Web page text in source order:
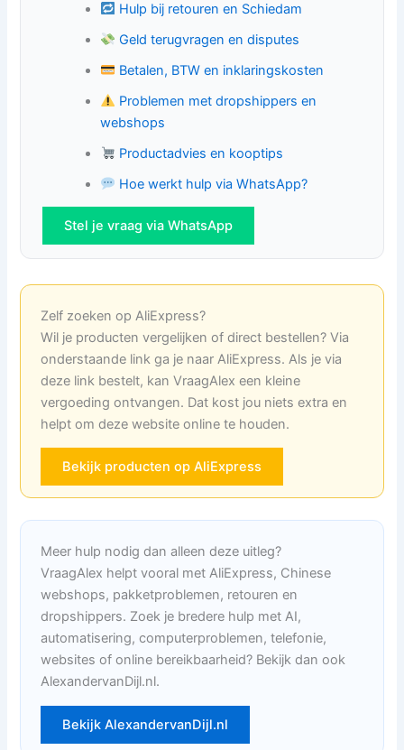
Hulp bij retouren en Schiedam
Geld terugvragen en disputes
Betalen, BTW en inklaringskosten
Problemen met dropshippers en
webshops
Productadvies en kooptips
Hoe werkt hulp via WhatsApp?
Stel je vraag via WhatsApp
Zelf zoeken op AliExpress?
Wil je producten vergelijken of direct bestellen? Via
onderstaande link ga je naar AliExpress. Als je via
deze link bestelt, kan VraagAlex een kleine
vergoeding ontvangen. Dat kost jou niets extra en
helpt om deze website online te houden.
Bekijk producten op AliExpress
Meer hulp nodig dan alleen deze uitleg?
VraagAlex helpt vooral met AliExpress, Chinese
webshops, pakketproblemen, retouren en
dropshippers. Zoek je bredere hulp met AI,
automatisering, computerproblemen, telefonie,
websites of online bereikbaarheid? Bekijk dan ook
AlexandervanDijl.nl.
Bekijk AlexandervanDijl.nl